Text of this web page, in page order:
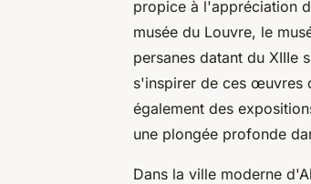
propice à l'appréciation
musée du Louvre, le
persanes datant du XIIIe
s'inspirer de ces œuvres
également des
une plongée profonde
Dans la ville moderne